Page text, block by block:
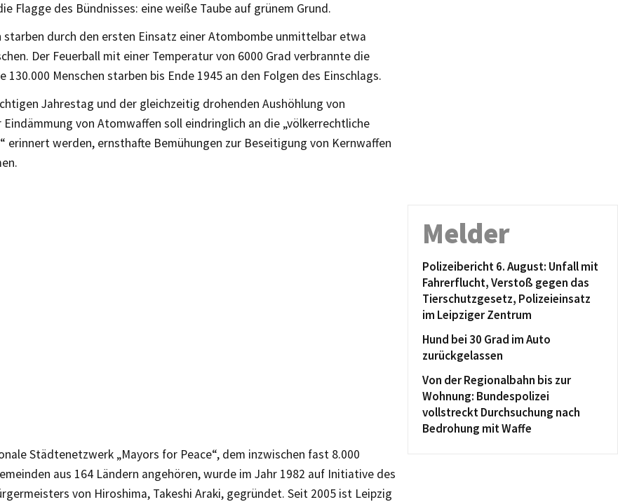
Flagge des Bündnisses: eine weiße Taube auf grünem Grund.
starben durch den ersten Einsatz einer Atombombe unmittelbar etwa
Der Feuerball mit einer Temperatur von 6000 Grad verbrannte die
130.000 Menschen starben bis Ende 1945 an den Folgen des Einschlags.
Jahrestag und der gleichzeitig drohenden Aushöhlung von
Eindämmung von Atomwaffen soll eindringlich an die „völkerrechtliche
erinnert werden, ernsthafte Bemühungen zur Beseitigung von Kernwaffen
Städtenetzwerk „Mayors for Peace“, dem inzwischen fast 8.000
aus 164 Ländern angehören, wurde im Jahr 1982 auf Initiative des
von Hiroshima, Takeshi Araki, gegründet. Seit 2005 ist Leipzig
Melder
Polizeibericht 6. August: Unfall mit
Fahrerflucht, Verstoß gegen das
Tierschutzgesetz, Polizeieinsatz
im Leipziger Zentrum
Hund bei 30 Grad im Auto
zurückgelassen
Von der Regionalbahn bis zur
Wohnung: Bundespolizei
vollstreckt Durchsuchung nach
Bedrohung mit Waffe